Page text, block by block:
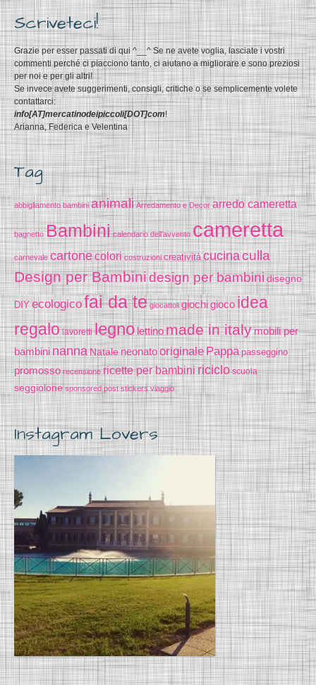
Scriveteci!
Grazie per esser passati di qui ^__^ Se ne avete voglia, lasciate i vostri
commenti perché ci piacciono tanto, ci aiutano a migliorare e sono preziosi
per noi e per gli altri!
Se invece avete suggerimenti, consigli, critiche o se semplicemente volete
contattarci:
info[AT]mercatinodeipiccoli[DOT]com!
Arianna, Federica e Velentina
Tag
abbigliamento bambini animali Arredamento e Decor arredo cameretta
bagnetto Bambini calendario dell'avvento cameretta
carnevale cartonecolori costruzioni creatività cucinaculla
Design per Bambinidesign per bambinidisegno
DIY ecologicofai da te giocattoli giochigioco idea
regalo lavoretti legno lettinomade in italymobili per
bambininannaNataleneonatooriginale Pappa passeggino
promosso recensione ricette per bambini riciclo scuola
seggiolone sponsored post stickers viaggio
Instagram Lovers